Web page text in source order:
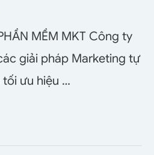
MỀM MKT Công ty
giải pháp Marketing tự
ưu hiệu …